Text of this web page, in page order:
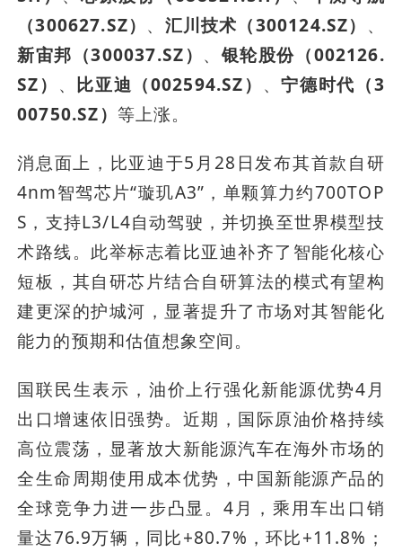
（300627.SZ） 、 汇川技术（300124.SZ） 、
新宙邦（300037.SZ） 、银轮股份（002126.
SZ） 、 比亚迪（002594.SZ） 、宁德时代（3
00750.SZ） 等上涨。
消息面上，比亚迪于5月28日发布其首款自研
4nm智驾芯片“璇玑A3”，单颗算力约700TOP
S，支持L3/L4自动驾驶，并切换至世界模型技
术路线。此举标志着比亚迪补齐了智能化核心
短板，其自研芯片结合自研算法的模式有望构
建更深的护城河，显著提升了市场对其智能化
能力的预期和估值想象空间。
国联民生表示，油价上行强化新能源优势4月
出口增速依旧强势。近期，国际原油价格持续
高位震荡，显著放大新能源汽车在海外市场的
全生命周期使用成本优势，中国新能源产品的
全球竞争力进一步凸显。4月，乘用车出口销
量达76.9万辆，同比+80.7%，环比+11.8%；